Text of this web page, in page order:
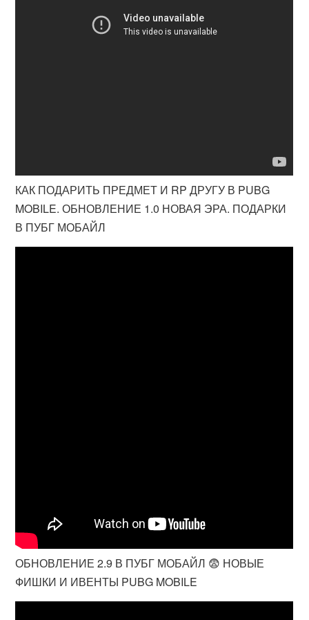
КАК ПОДАРИТЬ ПРЕДМЕТ И RP ДРУГУ В PUBG
MOBILE. ОБНОВЛЕНИЕ 1.0 НОВАЯ ЭРА. ПОДАРКИ
В ПУБГ МОБАЙЛ
ОБНОВЛЕНИЕ 2.9 В ПУБГ МОБАЙЛ 😨 НОВЫЕ
ФИШКИ И ИВЕНТЫ PUBG MOBILE